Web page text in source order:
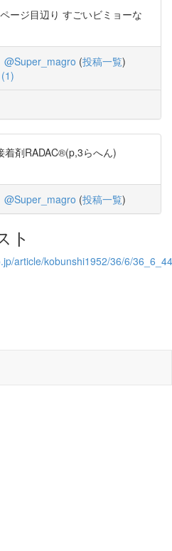
ージ目辺り すごいビミョーな
@Super_magro (投稿一覧)
着剤RADAC®(p,3らへん)
@Super_magro (投稿一覧)
ト
article/kobunshi1952/36/6/